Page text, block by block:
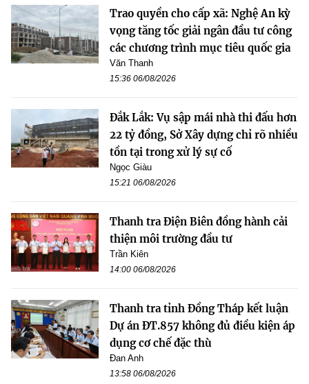
Trao quyền cho cấp xã: Nghệ An kỳ
vọng tăng tốc giải ngân đầu tư công
các chương trình mục tiêu quốc gia
Văn Thanh
15:36 06/08/2026
Đắk Lắk: Vụ sập mái nhà thi đấu hơn
22 tỷ đồng, Sở Xây dựng chỉ rõ nhiều
tồn tại trong xử lý sự cố
Ngọc Giàu
15:21 06/08/2026
Thanh tra Điện Biên đồng hành cải
thiện môi trường đầu tư
Trần Kiên
14:00 06/08/2026
Thanh tra tỉnh Đồng Tháp kết luận
Dự án ĐT.857 không đủ điều kiện áp
dụng cơ chế đặc thù
Đan Anh
13:58 06/08/2026